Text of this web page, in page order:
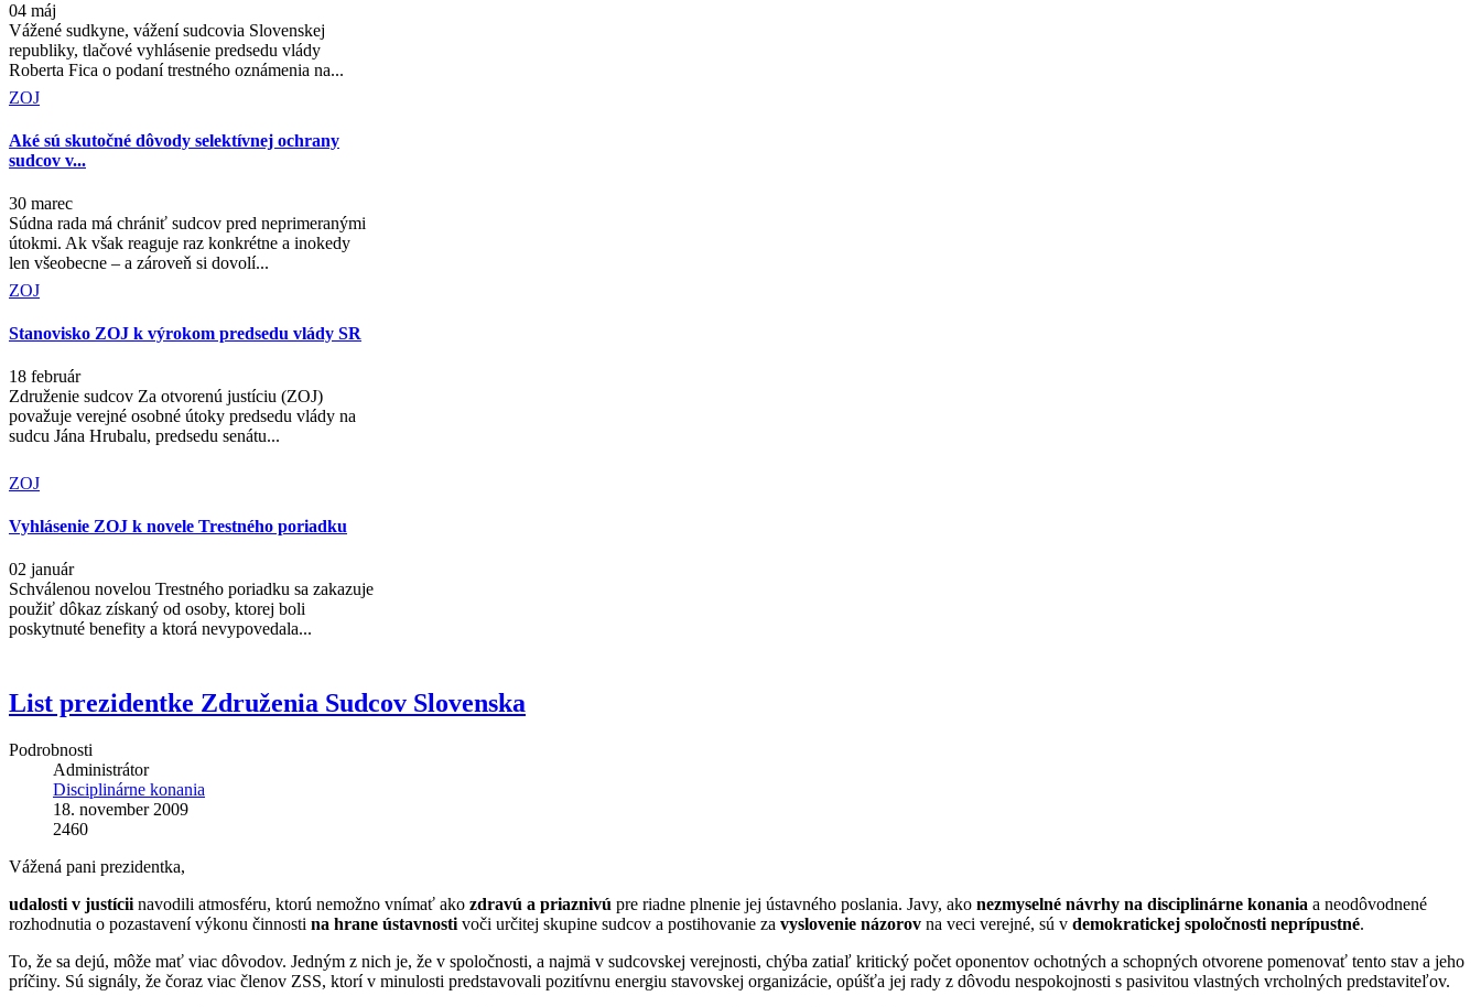
04 máj
Vážené sudkyne, vážení sudcovia Slovenskej
republiky, tlačové vyhlásenie predsedu vlády
Roberta Fica o podaní trestného oznámenia na...
ZOJ
Aké sú skutočné dôvody selektívnej ochrany
sudcov v...
30 marec
Súdna rada má chrániť sudcov pred neprimeranými
útokmi. Ak však reaguje raz konkrétne a inokedy
len všeobecne – a zároveň si dovolí...
ZOJ
Stanovisko ZOJ k výrokom predsedu vlády SR
18 február
Združenie sudcov Za otvorenú justíciu (ZOJ)
považuje verejné osobné útoky predsedu vlády na
sudcu Jána Hrubalu, predsedu senátu...
ZOJ
Vyhlásenie ZOJ k novele Trestného poriadku
02 január
Schválenou novelou Trestného poriadku sa zakazuje
použiť dôkaz získaný od osoby, ktorej boli
poskytnuté benefity a ktorá nevypovedala...
List prezidentke Združenia Sudcov Slovenska
Podrobnosti
Administrátor
Disciplinárne konania
18. november 2009
2460
Vážená pani prezidentka,
udalosti v justícii navodili atmosféru, ktorú nemožno vnímať ako zdravú a priaznivú pre riadne plnenie jej ústavného poslania. Javy, ako nezmyselné návrhy na disciplinárne konania a neodôvodnené
rozhodnutia o pozastavení výkonu činnosti na hrane ústavnosti voči určitej skupine sudcov a postihovanie za vyslovenie názorov na veci verejné, sú v demokratickej spoločnosti neprípustné.
To, že sa dejú, môže mať viac dôvodov. Jedným z nich je, že v spoločnosti, a najmä v sudcovskej verejnosti, chýba zatiaľ kritický počet oponentov ochotných a schopných otvorene pomenovať tento stav a jeho
príčiny. Sú signály, že čoraz viac členov ZSS, ktorí v minulosti predstavovali pozitívnu energiu stavovskej organizácie, opúšťa jej rady z dôvodu nespokojnosti s pasivitou vlastných vrcholných predstaviteľov.